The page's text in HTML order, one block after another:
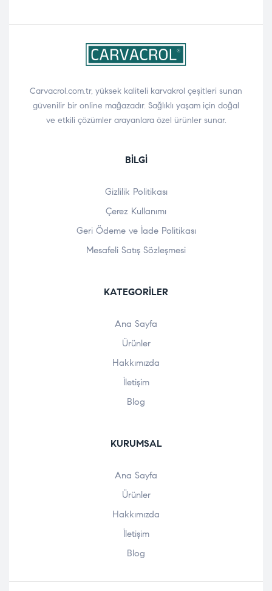
Carvacrol.com.tr, yüksek kaliteli karvakrol çeşitleri sunan
güvenilir bir online mağazadır. Sağlıklı yaşam için doğal
ve etkili çözümler arayanlara özel ürünler sunar.
BILGI
Gizlilik Politikası
Çerez Kullanımı
Geri Ödeme ve İade Politikası
Mesafeli Satış Sözleşmesi
KATEGORILER
Ana Sayfa
Ürünler
Hakkımızda
İletişim
Blog
KURUMSAL
Ana Sayfa
Ürünler
Hakkımızda
İletişim
Blog